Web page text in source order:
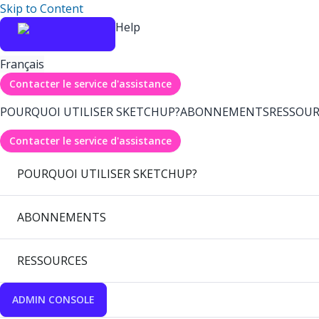
Skip to Content
Help
Français
Contacter le service d'assistance
POURQUOI UTILISER SKETCHUP?ABONNEMENTS
Contacter le service d'assistance
POURQUOI UTILISER SKETCHUP?
ABONNEMENTS
RESSOURCES
ADMIN CONSOLE